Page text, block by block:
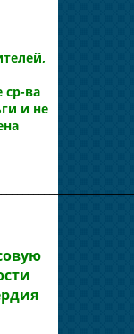
ва
и не